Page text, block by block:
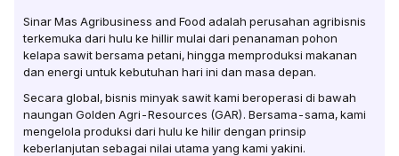
Sinar Mas Agribusiness and Food adalah perusahan agribisnis
terkemuka dari hulu ke hillir mulai dari penanaman pohon
kelapa sawit bersama petani, hingga memproduksi makanan
dan energi untuk kebutuhan hari ini dan masa depan.
Secara global, bisnis minyak sawit kami beroperasi di bawah
naungan Golden Agri-Resources (GAR). Bersama-sama, kami
mengelola produksi dari hulu ke hilir dengan prinsip
keberlanjutan sebagai nilai utama yang kami yakini.